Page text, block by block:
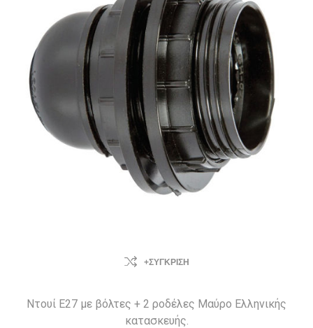
+ΣΎΓΚΡΙΣΗ
Ντουί Ε27 με βόλτες + 2 ροδέλες Μαύρο Ελληνικής
κατασκευής.